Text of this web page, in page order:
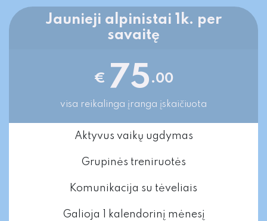
Jaunieji alpinistai 1k. per
savaitę
€ 75 .00
visa reikalinga įranga įskaičiuota
Aktyvus vaikų ugdymas
Grupinės treniruotės
Komunikacija su tėveliais
Galioja 1 kalendorinį mėnesį